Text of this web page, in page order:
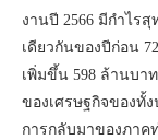
งานปี 2566 มีกำไร
เดียวกันของปีก่อน
เพิ่มขึ้น 598 ล้านบ
ของเศรษฐกิจของทั้
การกลับมาของภา